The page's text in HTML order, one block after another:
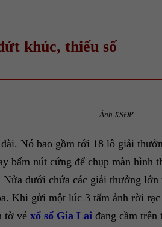
khúc, thiếu số
Ảnh XSĐP
Nó bao gồm tới 18 lô giải
bấm nút cứng để chụp màn
dưới chứa các giải thưởng
Khi gửi một lúc 3 tấm ảnh rời
tờ vé xổ số Gia Lai đang cầm trên